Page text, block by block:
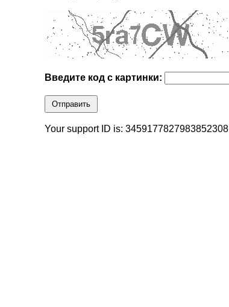
Введите код с картинки:
Отправить
Your support ID is: 3459177827983852308